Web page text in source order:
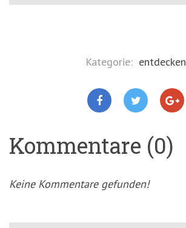
Kategorie: entdecken
Kommentare (0)
Keine Kommentare gefunden!